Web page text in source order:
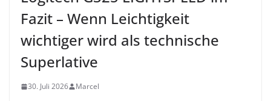
Fazit – Wenn Leichtigkeit
wichtiger wird als technische
Superlative
30. Juli 2026 Marcel